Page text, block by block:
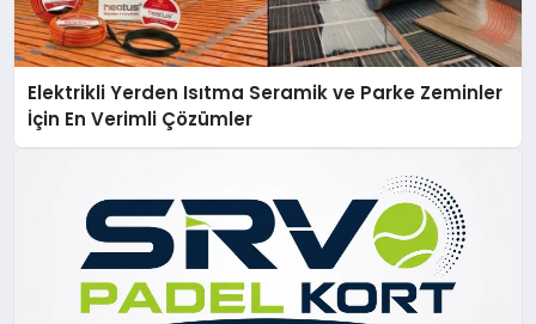
Elektrikli Yerden Isıtma Seramik ve Parke Zeminler
İçin En Verimli Çözümler